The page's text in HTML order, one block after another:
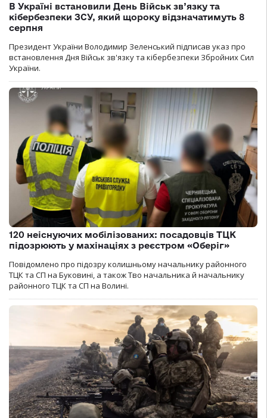
В Україні встановили День Військ зв’язку та
кібербезпеки ЗСУ, який щороку відзначатимуть 8
серпня
Президент України Володимир Зеленський підписав указ про
встановлення Дня Військ зв'язку та кібербезпеки Збройних Сил
України.
120 неіснуючих мобілізованих: посадовців ТЦК
підозрюють у махінаціях з реєстром «Оберіг»
Повідомлено про підозру колишньому начальнику районного
ТЦК та СП на Буковині, а також Тво начальника й начальнику
районного ТЦК та СП на Волині.